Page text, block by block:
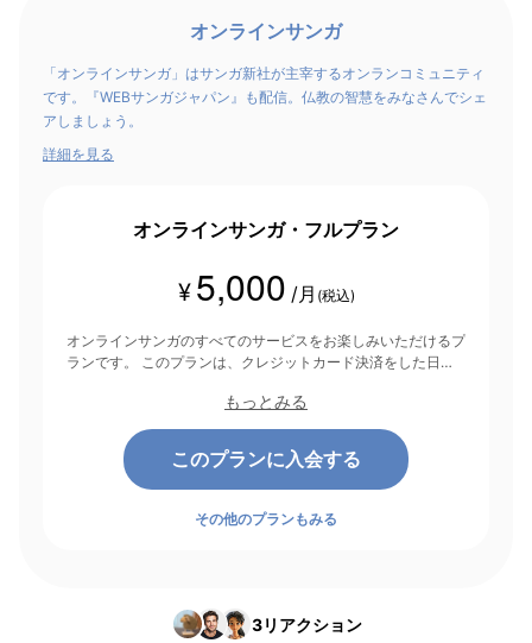
オンラインサンガ
「オンラインサンガ」はサンガ新社が主宰するオンランコミュニティ
です。『WEBサンガジャパン』も配信。仏教の智慧をみなさんでシェ
アしましょう。
詳細を見る
オンラインサンガ・フルプラン
¥ 5,000 /月 (税込)
オンラインサンガのすべてのサービスをお楽しみいただけるプ
ランです。 このプランは、クレジットカード決済をした日を
もっとみる
このプランに入会する
その他のプランもみる
3リアクション